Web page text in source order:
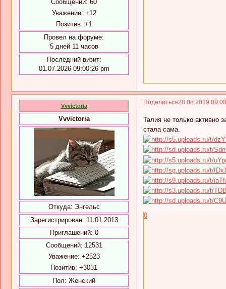
Сообщений: 60
Уважение: +12
Позитив: +1
Провел на форуме:
5 дней 11 часов
Последний визит:
01.07.2026 09:00:26 pm
Поделиться28.08.2019
Vvvictoria
Vvvictoria
Откуда: Энгельс
Зарегистрирован: 11.01.2013
Приглашений: 0
Сообщений: 12531
Уважение: +2523
Позитив: +3031
Пол: Женский
Талия не только активно
стала сама.
0